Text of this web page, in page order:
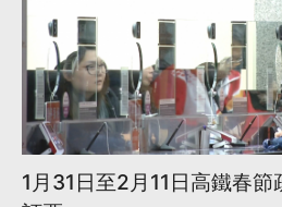
1月31日至2月11日高鐵春